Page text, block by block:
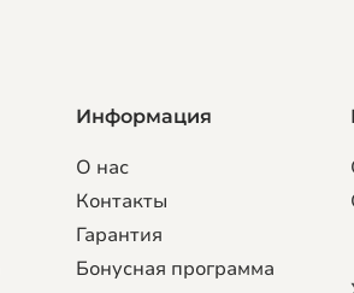
Информация
О нас
Контакты
Гарантия
Бонусная программа